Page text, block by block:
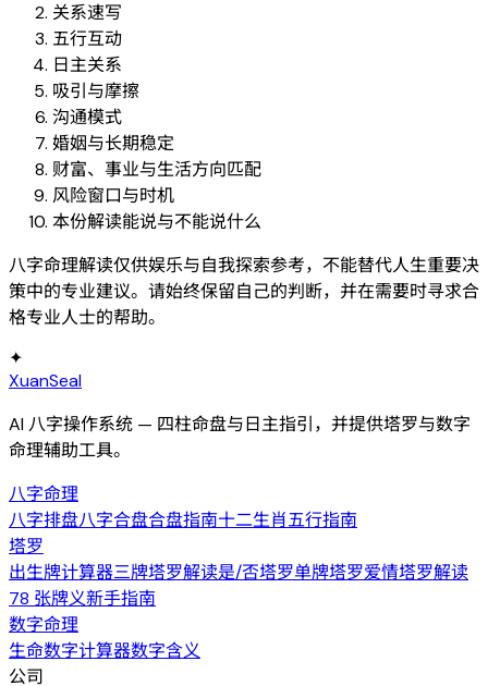
关系速写
五行互动
日主关系
吸引与摩擦
沟通模式
婚姻与长期稳定
财富、事业与生活方向匹配
风险窗口与时机
本份解读能说与不能说什么
八字命理解读仅供娱乐与自我探索参考，不能替代人生重要决
策中的专业建议。请始终保留自己的判断，并在需要时寻求合
格专业人士的帮助。
✦
XuanSeal
AI 八字操作系统 — 四柱命盘与日主指引，并提供塔罗与数字
命理辅助工具。
八字命理
八字排盘八字合盘合盘指南十二生肖五行指南
塔罗
出生牌计算器三牌塔罗解读是/否塔罗单牌塔罗爱情塔罗解读
78 张牌义新手指南
数字命理
生命数字计算器数字含义
公司